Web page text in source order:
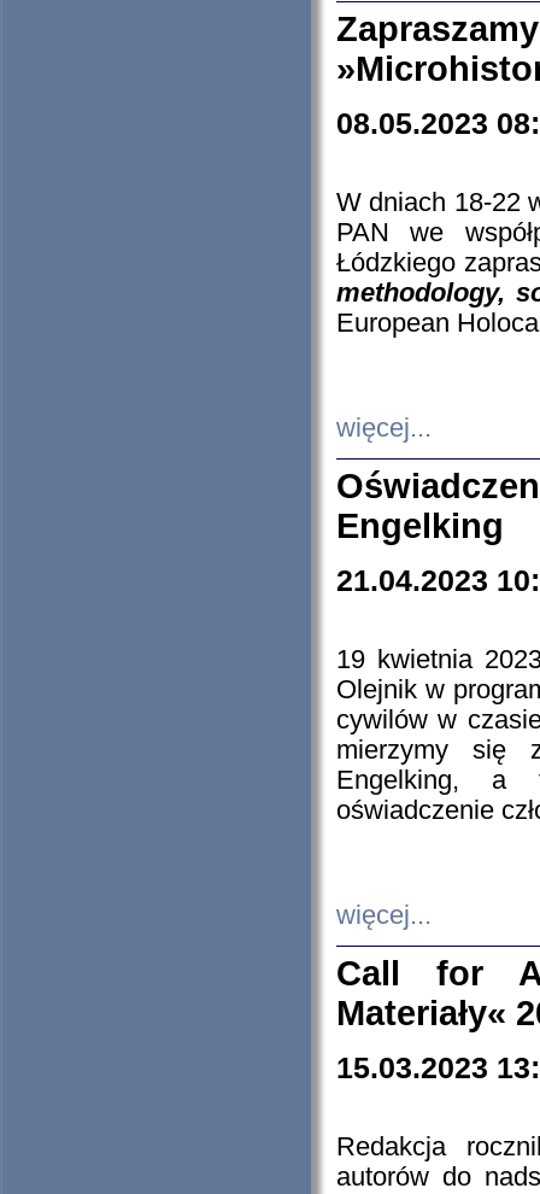
08.05.2023
W dniach 18-22
PAN we
Łódzkiego
methodology,
European
więcej...
Engelking
21.04.2023
19 kwietnia
Olejnik w
cywilów w
mierzymy się
Engelking, a
oświadczenie
więcej...
Call for
Materiały«
15.03.2023
Redakcja
autorów do